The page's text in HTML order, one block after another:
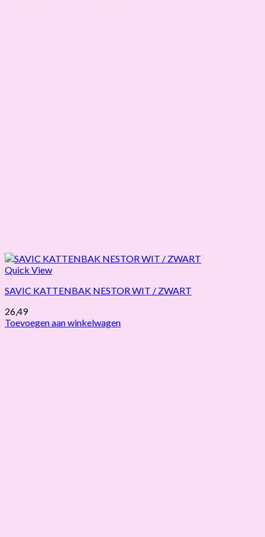
Quick View
SAVIC KATTENBAK NESTOR WIT / ZWART
26,49
Toevoegen aan winkelwagen